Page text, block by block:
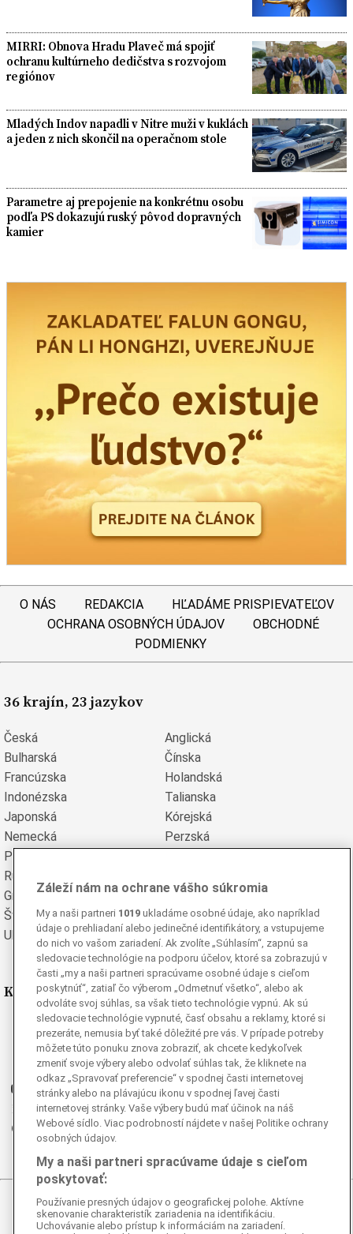
MIRRI: Obnova Hradu Plaveč má spojiť
ochranu kultúrneho dedičstva s rozvojom
regiónov
Mladých Indov napadli v Nitre muži v kuklách
a jeden z nich skončil na operačnom stole
Parametre aj prepojenie na konkrétnu osobu
podľa PS dokazujú ruský pôvod dopravných
kamier
O NÁS REDAKCIA
HĽADÁME PRISPIEVATEĽOV
OCHRANA OSOBNÝCH ÚDAJOV
OBCHODNÉ
PODMIENKY
36 krajín, 23 jazykov
Česká
Anglická
Bulharská
Čínska
Francúzska
Holandská
Indonézska
Talianska
Japonská
Kórejská
Nemecká
Perzská
Poľská
Rumunská
Grécka
Španielska
Švédska
Turecká
Ukrajinská
Vietnamská
Kde nás nájdete
Facebook
Instagram
Ganjing
Youtube
Twitter
Telegram
© 2026 Epoch Times Slovensko
Záleží nám na ochrane vášho súkromia
My a naši partneri 1019 ukladáme osobné údaje, ako napríklad
údaje o prehliadaní alebo jedinečné identifikátory, a vstupujeme
do nich vo vašom zariadení. Ak zvolíte „Súhlasím“, zapnú sa
sledovacie technológie na podporu účelov, ktoré sa zobrazujú v
časti „my a naši partneri spracúvame osobné údaje s cieľom
poskytnúť“, zatiaľ čo výberom „Odmetnuť všetko“, alebo ak
odvoláte svoj súhlas, sa však tieto technológie vypnú. Ak sú
sledovacie technológie vypnuté, časť obsahu a reklamy, ktoré si
prezeráte, nemusia byť také dôležité pre vás. V prípade potreby
môžete túto ponuku znova zobraziť, ak chcete kedykoľvek
zmeniť svoje výbery alebo odvolať súhlas tak, že kliknete na
odkaz „Spravovať preferencie“ v spodnej časti internetovej
stránky alebo na plávajúcu ikonu v spodnej ľavej časti
internetovej stránky. Vaše výbery budú mať účinok na náš
Webové sídlo. Viac podrobností nájdete v našej Politike ochrany
osobných údajov.
My a naši partneri spracúvame údaje s cieľom
poskytovať:
Používanie presných údajov o geografickej polohe. Aktívne
skenovanie charakteristík zariadenia na identifikáciu.
Uchovávanie alebo prístup k informáciám na zariadení.